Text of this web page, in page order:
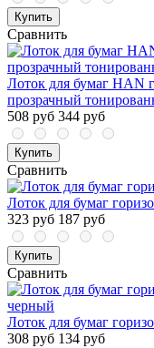
Купить
Сравнить
Лоток для бумаг HAN
прозрачный
508 руб 344 руб
Купить
Сравнить
Лоток для бумаг
323 руб 187 руб
Купить
Сравнить
Лоток для бумаг
308 руб 134 руб